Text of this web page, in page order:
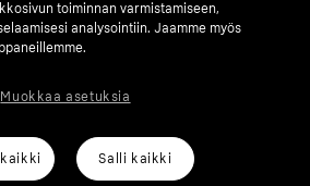
evästeselosteKlarna.com
toiminnan varmistamiseen,
analysointiin. Jaamme myös
Salli kaikki
Muokkaa asetuksia